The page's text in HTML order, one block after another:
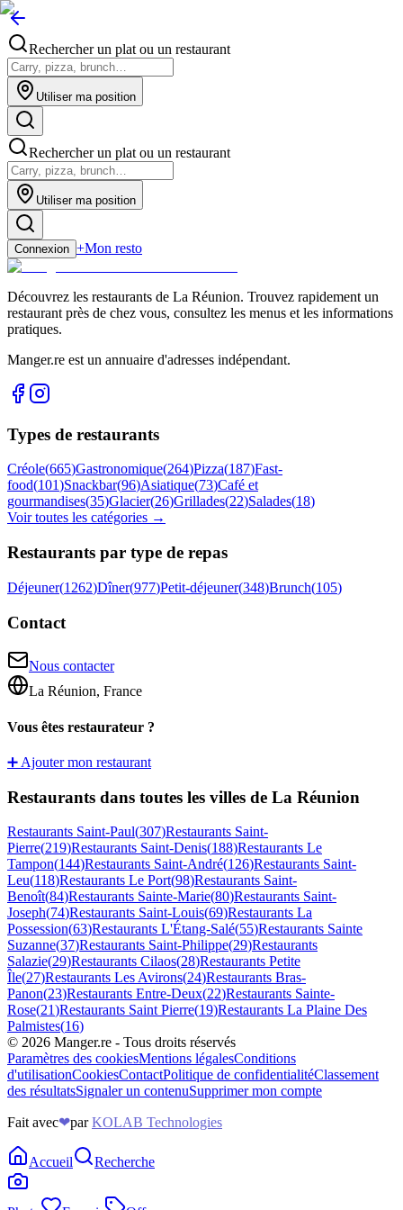
Rechercher un plat ou un restaurant
Utiliser ma position
Rechercher un plat ou un restaurant
Utiliser ma position
Connexion +Mon resto
Découvrez les restaurants de La Réunion. Trouvez rapidement un
restaurant près de chez vous, consultez les menus et les informations
pratiques.
Manger.re est un annuaire d'adresses indépendant.
Types de restaurants
Créole(665)Gastronomique(264)Pizza(187)Fast-
food(101)Snackbar(96)Asiatique(73)Café et
gourmandises(35)Glacier(26)Grillades(22)Salades(18)
Voir toutes les catégories →
Restaurants par type de repas
Déjeuner(1262)Dîner(977)Petit-déjeuner(348)Brunch(105)
Contact
Nous contacter
La Réunion, France
Vous êtes restaurateur ?
➕ Ajouter mon restaurant
Restaurants dans toutes les villes de La Réunion
Restaurants Saint-Paul(307)Restaurants Saint-
Pierre(219)Restaurants Saint-Denis(188)Restaurants Le
Tampon(144)Restaurants Saint-André(126)Restaurants Saint-
Leu(118)Restaurants Le Port(98)Restaurants Saint-
Benoît(84)Restaurants Sainte-Marie(80)Restaurants Saint-
Joseph(74)Restaurants Saint-Louis(69)Restaurants La
Possession(63)Restaurants L'Étang-Salé(55)Restaurants Sainte
Suzanne(37)Restaurants Saint-Philippe(29)Restaurants
Salazie(29)Restaurants Cilaos(28)Restaurants Petite
Île(27)Restaurants Les Avirons(24)Restaurants Bras-
Panon(23)Restaurants Entre-Deux(22)Restaurants Sainte-
Rose(21)Restaurants Saint Pierre(19)Restaurants La Plaine Des
Palmistes(16)
© 2026 Manger.re - Tous droits réservés
Paramètres des cookiesMentions légalesConditions
d'utilisationCookiesContactPolitique de confidentialitéClassement
des résultatsSignaler un contenuSupprimer mon compte
Fait avec❤par KOLAB Technologies
Accueil Recherche